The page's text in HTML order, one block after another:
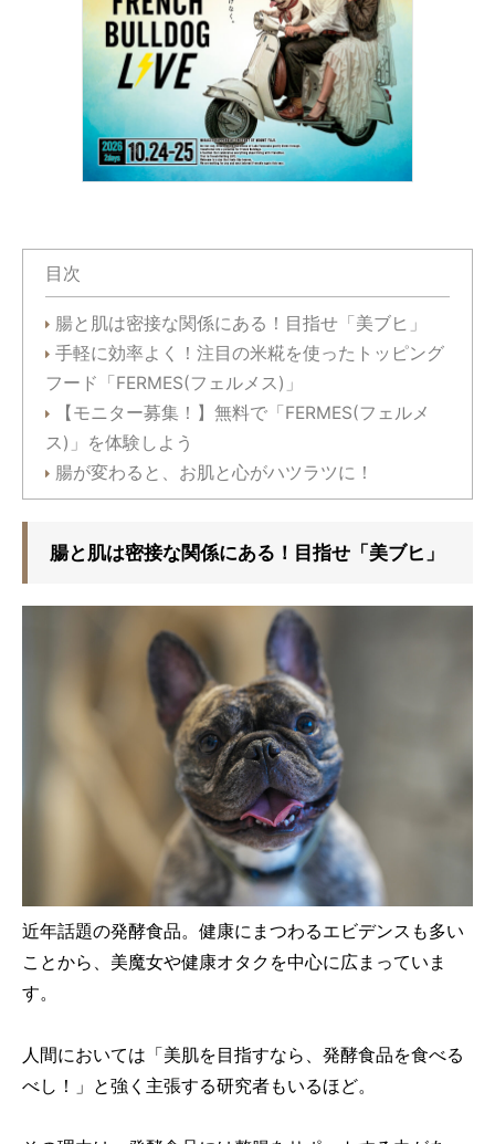
目次
腸と肌は密接な関係にある！目指せ「美ブヒ」
手軽に効率よく！注目の米糀を使ったトッピング
フード「FERMES(フェルメス)」
【モニター募集！】無料で「FERMES(フェルメ
ス)」を体験しよう
腸が変わると、お肌と心がハツラツに！
腸と肌は密接な関係にある！目指せ「美ブヒ」
近年話題の発酵食品。健康にまつわるエビデンスも多い
ことから、美魔女や健康オタクを中心に広まっていま
す。
人間においては「美肌を目指すなら、発酵食品を食べる
べし！」と強く主張する研究者もいるほど。